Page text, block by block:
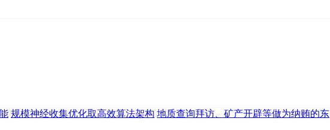
规模神经收集优化取高效算法架构 地质查询拜访、矿产开辟等做为纳贿的东